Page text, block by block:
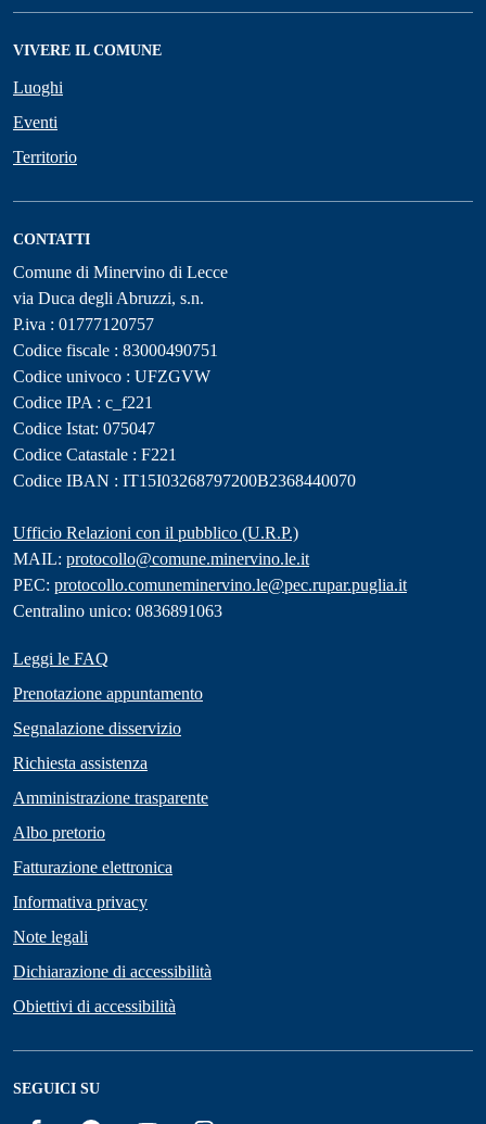
VIVERE IL COMUNE
Luoghi
Eventi
Territorio
CONTATTI
Comune di Minervino di Lecce
via Duca degli Abruzzi, s.n.
P.iva : 01777120757
Codice fiscale : 83000490751
Codice univoco : UFZGVW
Codice IPA : c_f221
Codice Istat: 075047
Codice Catastale : F221
Codice IBAN : IT15I03268797200B2368440070
Ufficio Relazioni con il pubblico (U.R.P.)
MAIL: protocollo@comune.minervino.le.it
PEC: protocollo.comuneminervino.le@pec.rupar.puglia.it
Centralino unico: 0836891063
Leggi le FAQ
Prenotazione appuntamento
Segnalazione disservizio
Richiesta assistenza
Amministrazione trasparente
Albo pretorio
Fatturazione elettronica
Informativa privacy
Note legali
Dichiarazione di accessibilità
Obiettivi di accessibilità
SEGUICI SU